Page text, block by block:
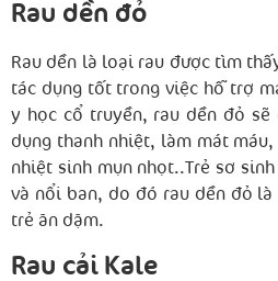
Rau dền đỏ
Rau dền là loại rau được tìm
tác dụng tốt trong việc hỗ trợ
y học cổ truyền, rau dền đỏ
dụng thanh nhiệt, làm mát
nhiệt sinh mụn nhọt..Trẻ sơ
và nổi ban, do đó rau dền đỏ
trẻ ăn dặm.
Rau cải Kale